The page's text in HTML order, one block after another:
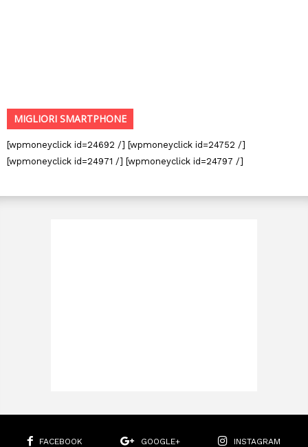
MIGLIORI SMARTPHONE
[wpmoneyclick id=24692 /] [wpmoneyclick id=24752 /]
[wpmoneyclick id=24971 /] [wpmoneyclick id=24797 /]
FACEBOOK GOOGLE+
INSTAGRAM